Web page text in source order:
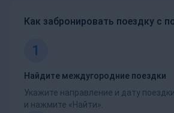
Как забронировать поездку с
1
Найдите междугородние поездки
Укажите направление и дату
и нажмите «Найти».